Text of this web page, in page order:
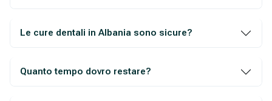
Le cure dentali in Albania sono sicure?
Quanto tempo dovro restare?